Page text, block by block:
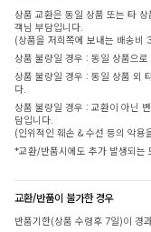
상품 교환은 동일 상품 또는 타
객님 부담입니다.
(상품을 저희쪽에 보내는 배송
상품 불량일 경우 : 동일 상품으
상품 불량일 경우 : 동일 상품 외
다.
상품 불량일 경우 : 교환이 아닌
담입니다.
(인위적인 훼손 & 수선 등의 악용
*교환/반품시에도 추가 발생되는
교환/반품이 불가한 경우
반품기한(상품 수령후 7일)이 경